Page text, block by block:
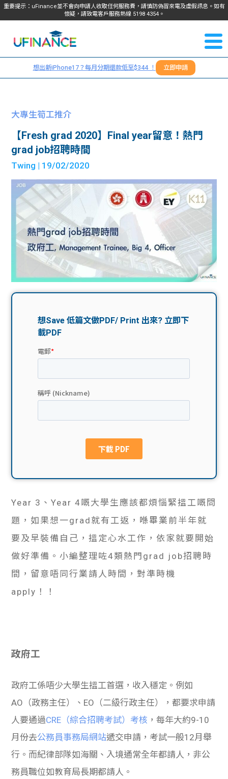
重要提示：uFinance並不會向申請人收取任何服務費，請慎防偽冒來電及虛假訊息。如有
懷疑，請致電客戶服務熱線 5198 4354。
我們
服務
貸款
貸款
計算
機
學生
大學
款
貸款
網上
私人
資訊
Blog
大專
生筍
工推
Gui
han
ge
校園
學生
貸款
101
常見
問題
學生
福利
校園
們
＋
想出新iPhone17？每月分期還款低至$344 ！ 立即申請
大專生筍工推介
【Fresh grad 2020】Final year留意！熱門
grad job招聘時間
Twing | 19/02/2020
Year 3、Year 4嘅大學生應該都煩惱緊搵工嘅問
題，如果想一grad就有工返，喺畢業前半年就
要及早裝備自己，搵定心水工作，依家就要開始
做好準備。小編整理咗4類熱門grad job招聘時
間，留意唔同行業請人時間，對準時機
apply！！
政府工
政府工係唔少大學生搵工首選，收入穩定。例如
AO（政務主任）、EO（二級行政主任），都要求申請
人要通過CRE（綜合招聘考試）考核 ，每年大約9-10
月份去公務員事務局網站遞交申請，考試一般12月舉
行。而紀律部隊如海關、入境通常全年都請人，非公
務員職位如教育局長期都請人。